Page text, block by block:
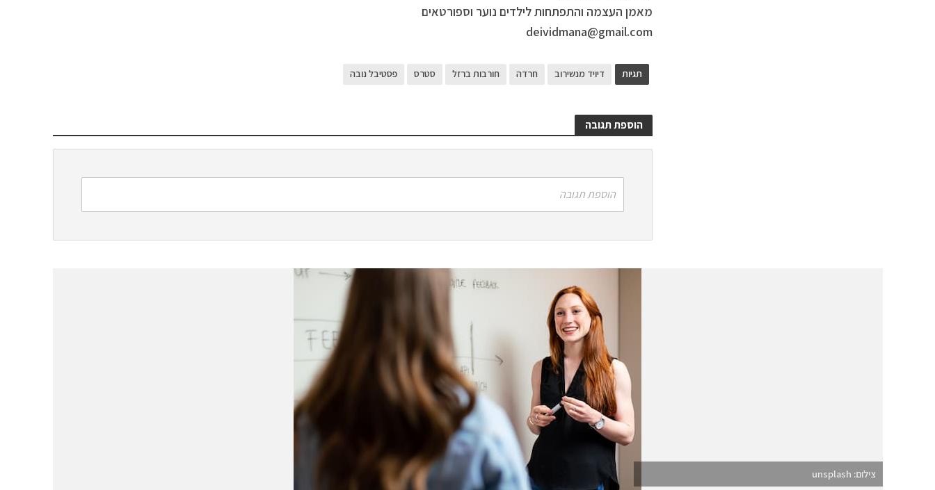
מאמן העצמה והתפתחות לילדים נוער וספורטאים
deividmana@gmail.com
תגיות דיויד מנשירוב חרדה חורבות ברזל סטרס פסטיבל נובה
הוספת תגובה
הוספת תגובה
צילום: unsplash